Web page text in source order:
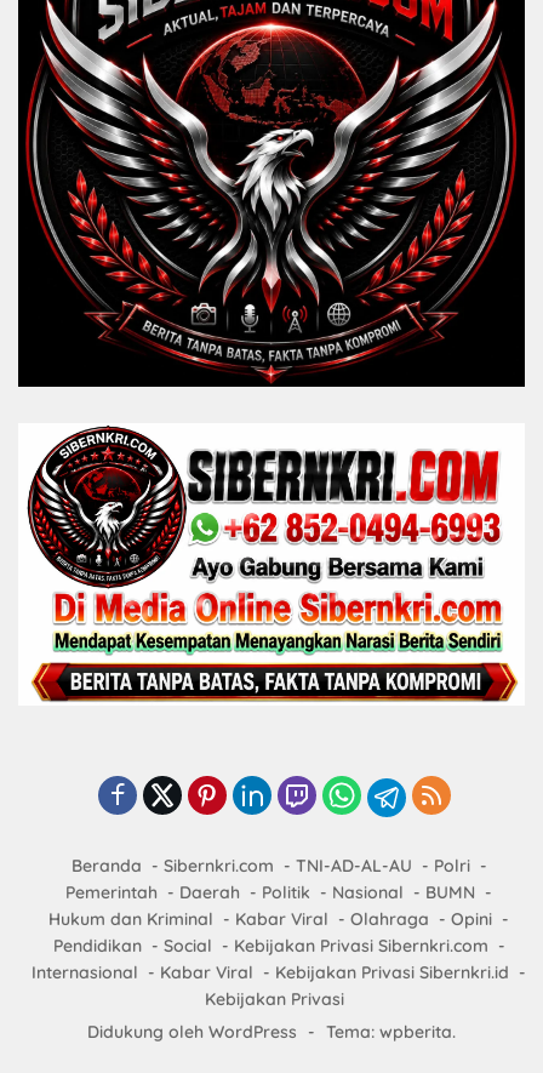
Beranda Sibernkri.com TNI-AD-AL-AU
Polri
Pemerintah
Daerah Politik Nasional
BUMN
Hukum dan Kriminal
Kabar Viral Olahraga
Opini
Pendidikan
Social
Kebijakan Privasi Sibernkri.com
Internasional
Kabar Viral
Kebijakan Privasi Sibernkri.id
Kebijakan Privasi
Didukung oleh WordPress
- Tema: wpberita.